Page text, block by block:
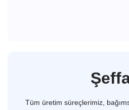
Tüm üretim süreçlerimiz,